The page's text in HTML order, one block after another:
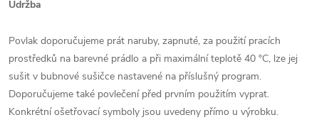
Údržba
Povlak doporučujeme prát naruby, zapnuté, za použití pracích
prostředků na barevné prádlo a při maximální teplotě 40 °C, lze jej
sušit v bubnové sušičce nastavené na příslušný program.
Doporučujeme také povlečení před prvním použitím vyprat.
Konkrétní ošetřovací symboly jsou uvedeny přímo u výrobku.